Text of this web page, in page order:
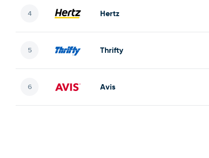
Hertz
Thrifty
Avis